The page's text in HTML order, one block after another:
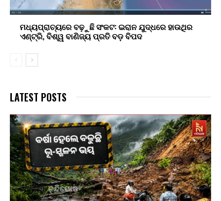
ମଧ୍ୟପ୍ରାଚ୍ୟରେ ବଢ଼ୁଛି ସଂକଟ: ଇରାନ ଯୁଦ୍ଧରେ ହାଉଥିର
ଏଣ୍ଟ୍ରି, ବିଶ୍ୱ ବାଣିଜ୍ୟ ପ୍ରତି ବଡ଼ ବିପଦ
LATEST POSTS